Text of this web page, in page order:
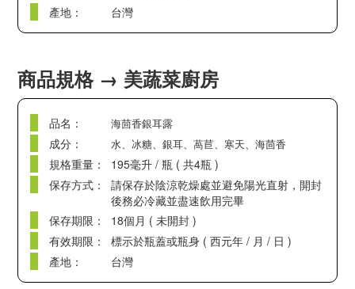
產地：
台灣
商品規格 → 美蔬菜廚房
品名： 海茴香銀耳露
成分： 水、冰糖、銀耳、萵苣、寒天、海茴香
規格重量：
195毫升 / 瓶 ( 共4瓶 )
保存方式：
請保存於陰涼乾燥處並避免陽光直射，開封
後務必冷藏並盡速飲用完畢
保存期限：
18個月 ( 未開封 )
有效期限：
標示於瓶蓋或瓶身 ( 西元年 / 月 / 日 )
產地：
台灣